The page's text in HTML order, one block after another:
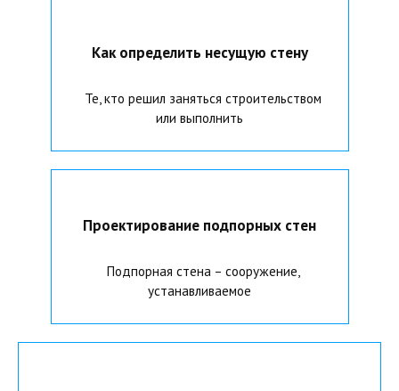
Как определить несущую стену
Те, кто решил заняться строительством
или выполнить
Проектирование подпорных стен
Подпорная стена – сооружение,
устанавливаемое